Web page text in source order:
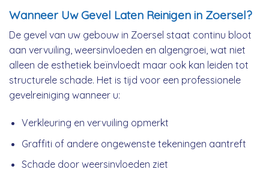
Wanneer Uw Gevel Laten Reinigen in Zoersel?
De gevel van uw gebouw in Zoersel staat continu bloot
aan vervuiling, weersinvloeden en algengroei, wat niet
alleen de esthetiek beïnvloedt maar ook kan leiden tot
structurele schade. Het is tijd voor een professionele
gevelreiniging wanneer u:
Verkleuring en vervuiling opmerkt
Graffiti of andere ongewenste tekeningen aantreft
Schade door weersinvloeden ziet